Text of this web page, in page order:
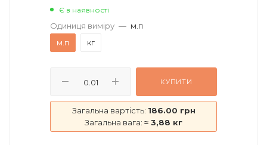
Є в наявності
Одиниця виміру — м.п
м.п
кг
КУПИТИ
Загальна вартість: 186.00 грн
Загальна вага: ≈ 3,88 кг